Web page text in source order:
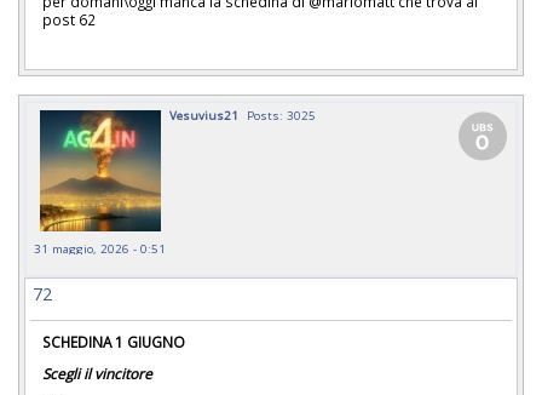
post 62
Vesuvius21 Posts: 3025
31 maggio, 2026 - 0:51
72
SCHEDINA 1 GIUGNO
Scegli il vincitore